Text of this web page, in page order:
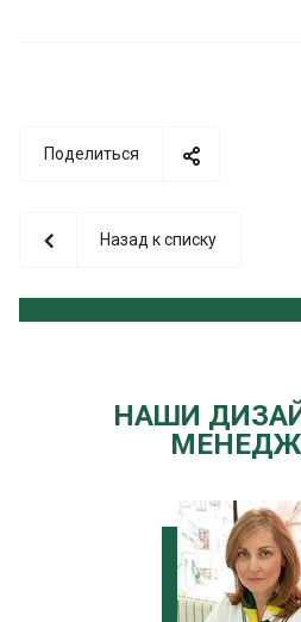
Поделиться
Назад к списку
НАШИ